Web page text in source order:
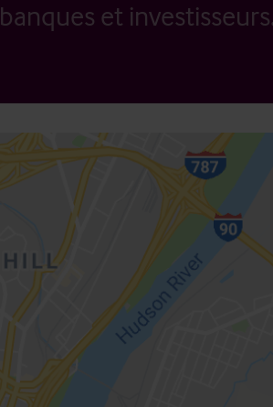
banques et investisseurs.